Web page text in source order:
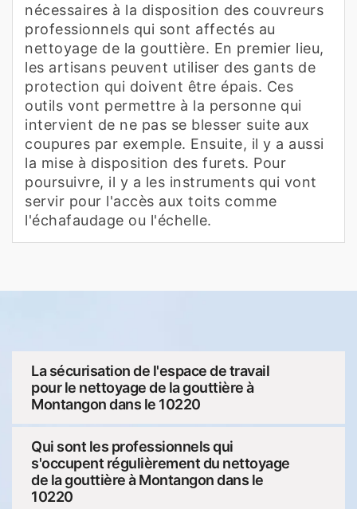
nécessaires à la disposition des couvreurs
professionnels qui sont affectés au
nettoyage de la gouttière. En premier lieu,
les artisans peuvent utiliser des gants de
protection qui doivent être épais. Ces
outils vont permettre à la personne qui
intervient de ne pas se blesser suite aux
coupures par exemple. Ensuite, il y a aussi
la mise à disposition des furets. Pour
poursuivre, il y a les instruments qui vont
servir pour l'accès aux toits comme
l'échafaudage ou l'échelle.
La sécurisation de l'espace de travail
pour le nettoyage de la gouttière à
Montangon dans le 10220
Qui sont les professionnels qui
s'occupent régulièrement du nettoyage
de la gouttière à Montangon dans le
10220